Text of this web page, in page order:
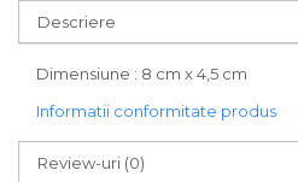
Ateliere - planse cu nisip colorat
Descriere
Dimensiune : 8 cm x 4,5 cm
Informatii conformitate produs
Review-uri (0)